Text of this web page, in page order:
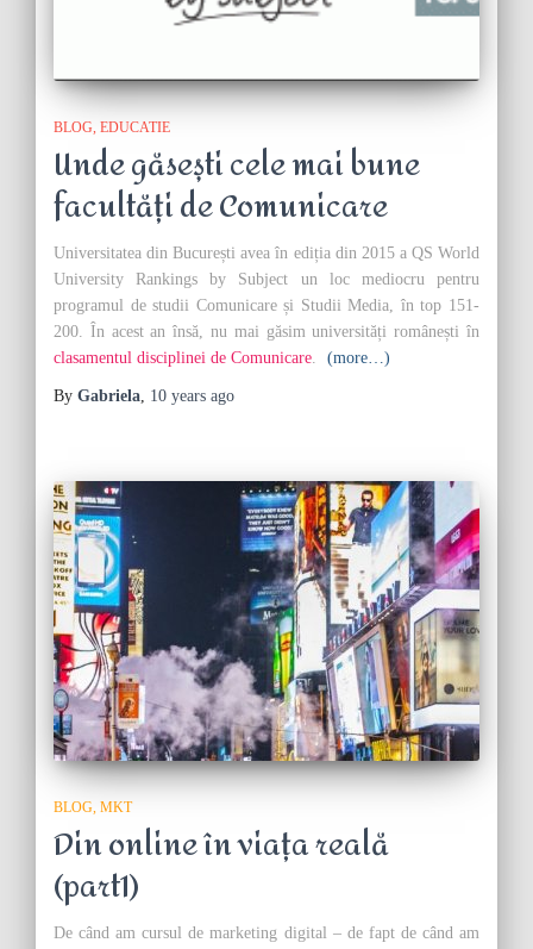
BLOG EDUCATIE
Unde găsești cele mai bune
facultăți de Comunicare
Universitatea din București avea în ediția din 2015 a QS World
University Rankings by Subject un loc mediocru pentru
programul de studii Comunicare și Studii Media, în top 151-
200. În acest an însă, nu mai găsim universități românești în
clasamentul disciplinei de Comunicare. (more…)
By Gabriela, 10 years ago
BLOG MKT
Din online în viața reală
(part1)
De când am cursul de marketing digital – de fapt de când am